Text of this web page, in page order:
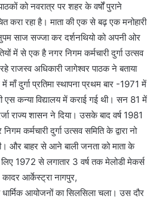
को नवरात्र पर शहर के वर्षों पुराने
करा रहा है। माता की एक से बढ़ एक मनोहारी
साज सज्जा कर दर्शनथियो को अपनी ओर
में से एक है नगर निगम कर्मचारी दुर्गा उत्सव
राजस्व अधिकारी जागेश्वर पाठक ने बताया
दुर्गा प्रतिमा स्थापना प्रथम बार -1971 में
कन्या विद्यालय में कराई गई थी। सन 81 में
राज्य शासन ने दिया। उसके बाद वर्ष 1981
कर्मचारी दुर्गा उत्सव समिति के द्वारा नो
और बाहर से आने बाली जनता को माता के
1972 से लगातार 3 वर्ष तक मेलोडी मेकर्स
आर्केस्ट्रा नागपुर,
आयोजनों का सिलसिला चला। उस दौर